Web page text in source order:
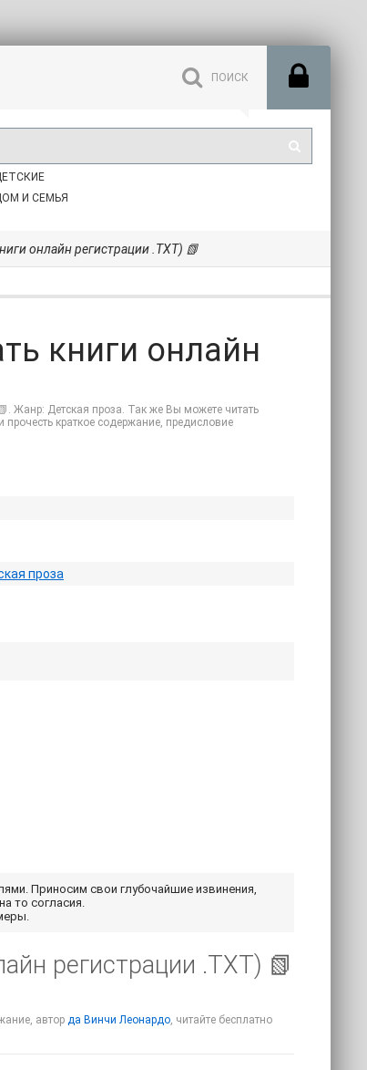
И СЕМЬЯ
онлайн регистрации .TXT) 📗
книги онлайн
Жанр: Детская проза. Так же Вы можете читать
краткое содержание, предисловие
проза
Приносим свои глубочайшие извинения,
то согласия.
регистрации .TXT) 📗
автор да Винчи Леонардо, читайте бесплатно